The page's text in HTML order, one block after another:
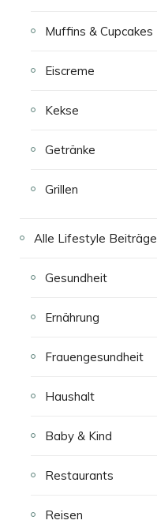
Muffins & Cupcakes
Eiscreme
Kekse
Getränke
Grillen
Alle Lifestyle Beiträge
Gesundheit
Ernährung
Frauengesundheit
Haushalt
Baby & Kind
Restaurants
Reisen